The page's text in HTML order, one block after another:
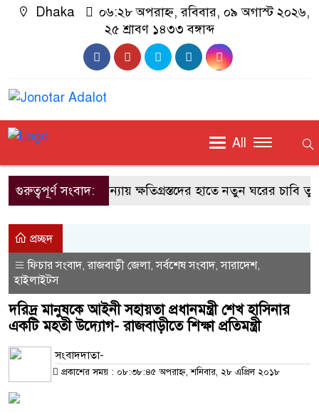
Dhaka
০৬:২৮ অপরাহ্ন, রবিবার, ০৯ অগাস্ট ২০২৬,
২৫ শ্রাবণ ১৪৩৩ বঙ্গাব্দ
All
গুরুত্বপূর্ণ সংবাদ:
বাঁশখালীতে বন্যায় ক্ষতিগ্রস্তদের হাতে নতুন ঘরের চাবি তুলে
প্রচ্ছদ
ফিচার সংবাদ,রাজবাড়ী জেলা,সর্বশেষ সংবাদ,সারাদেশ,
হাইলাইটস
দরিদ্র মানুষকে আইনী সহায়তা প্রধানমন্ত্রী শেখ হাসিনার
একটি মহতী উদ্যোগ- রাজবাড়ীতে শিক্ষা প্রতিমন্ত্রী
সংবাদদাতা-
প্রকাশের সময় : ০৮:৩৮:৪৫ অপরাহ্ন, শনিবার, ২৮ এপ্রিল ২০১৮